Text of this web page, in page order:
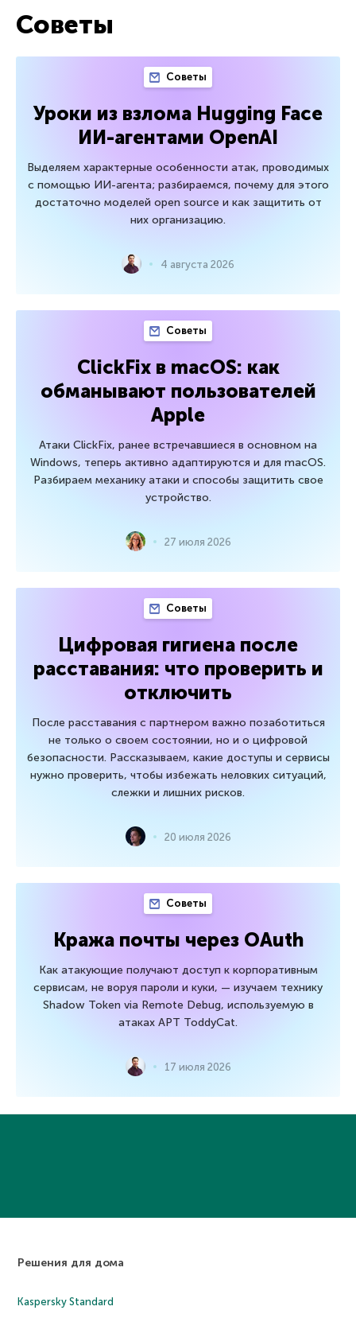
Советы
Советы
Уроки из взлома Hugging Face
ИИ-агентами OpenAI
Выделяем характерные особенности атак, проводимых
с помощью ИИ-агента; разбираемся, почему для этого
достаточно моделей open source и как защитить от
них организацию.
4 августа 2026
Советы
ClickFix в macOS: как
обманывают пользователей
Apple
Атаки ClickFix, ранее встречавшиеся в основном на
Windows, теперь активно адаптируются и для macOS.
Разбираем механику атаки и способы защитить свое
устройство.
27 июля 2026
Советы
Цифровая гигиена после
расставания: что проверить и
отключить
После расставания с партнером важно позаботиться
не только о своем состоянии, но и о цифровой
безопасности. Рассказываем, какие доступы и сервисы
нужно проверить, чтобы избежать неловких ситуаций,
слежки и лишних рисков.
20 июля 2026
Советы
Кража почты через OAuth
Как атакующие получают доступ к корпоративным
сервисам, не воруя пароли и куки, — изучаем технику
Shadow Token via Remote Debug, используемую в
атаках APT ToddyCat.
17 июля 2026
Решения для дома
Kaspersky Standard